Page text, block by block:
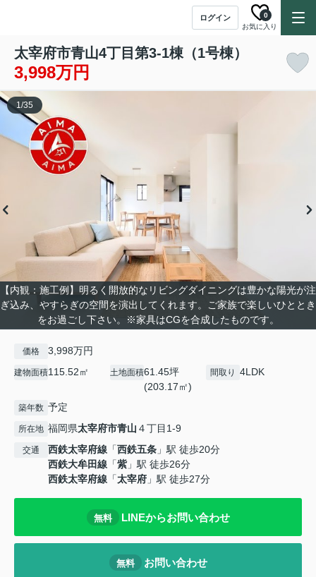
ログイン
お気に入り
0
太宰府市青山4丁目第3-1棟（1号棟）
3,998万円
【内観：施工例】明るく開放的なリビングダイニングは豊かな陽光が注
ぎ込み、やすらぎの空間を演出してくれます。ご家族で楽しいひととき
をお過ごし下さい。※家具はCGを合成したものです。
1/35
価格 3,998万円
建物面積115.52㎡ 土地面積61.45坪
(203.17㎡)
間取り 4LDK
築年数 予定
所在地 福岡県太宰府市青山 ４丁目1-9
交通 西鉄太宰府線 「西鉄五条 」駅 徒歩20分
西鉄大牟田線 「紫」駅 徒歩26分
西鉄太宰府線 「太宰府 」駅 徒歩27分
無料 LINEからお問い合わせ
無料 お問い合わせ